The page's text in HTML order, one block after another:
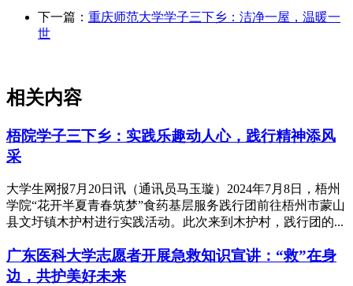
下一篇： 重庆师范大学学子三下乡：洁净一屋，温暖一
世
相关内容
梧院学子三下乡：实践乐趣动人心，践行精神添风
采
大学生网报7月20日讯（通讯员马玉璇）2024年7月8日，梧州
学院“花开半夏青春筑梦”食药基层服务践行团前往梧州市蒙山
县文圩镇木护村进行实践活动。此次来到木护村，践行团的...
广东医科大学志愿者开展急救知识宣讲：“救”在身
边，共护美好未来